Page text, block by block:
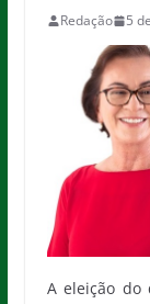
Redação 5
A eleição do